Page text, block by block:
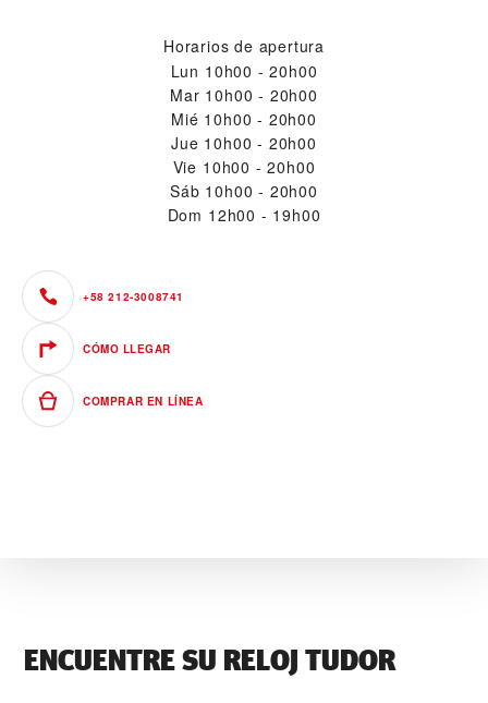
Horarios de apertura
Lun 10h00 - 20h00
Mar 10h00 - 20h00
Mié 10h00 - 20h00
Jue 10h00 - 20h00
Vie 10h00 - 20h00
Sáb 10h00 - 20h00
Dom 12h00 - 19h00
+58 212-3008741
CÓMO LLEGAR
COMPRAR EN LÍNEA
ENCUENTRE SU RELOJ TUDOR